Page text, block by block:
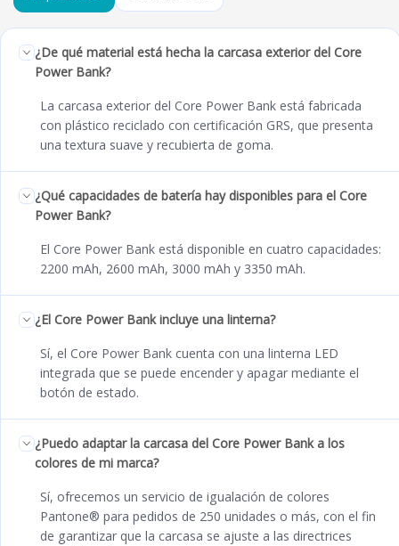
¿De qué material está hecha la carcasa exterior del Core
Power Bank?
La carcasa exterior del Core Power Bank está fabricada
con plástico reciclado con certificación GRS, que presenta
una textura suave y recubierta de goma.
¿Qué capacidades de batería hay disponibles para el Core
Power Bank?
El Core Power Bank está disponible en cuatro capacidades:
2200 mAh, 2600 mAh, 3000 mAh y 3350 mAh.
¿El Core Power Bank incluye una linterna?
Sí, el Core Power Bank cuenta con una linterna LED
integrada que se puede encender y apagar mediante el
botón de estado.
¿Puedo adaptar la carcasa del Core Power Bank a los
colores de mi marca?
Sí, ofrecemos un servicio de igualación de colores
Pantone® para pedidos de 250 unidades o más, con el fin
de garantizar que la carcasa se ajuste a las directrices